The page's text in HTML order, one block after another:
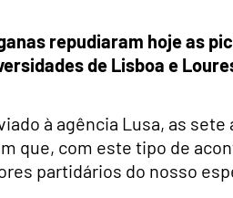
repudiaram hoje as
de Lisboa e
à agência Lusa, as
que, com este tipo de
partidários do nosso